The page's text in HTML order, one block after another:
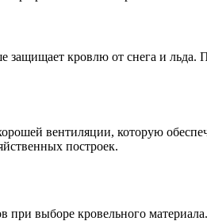
кровлю от снега и льда.
вентиляции, которую
построек.
при выборе кровельного материала.